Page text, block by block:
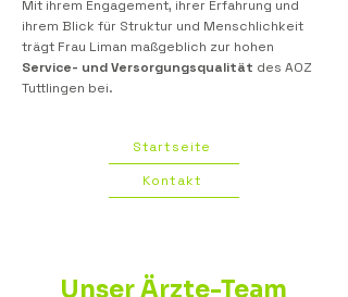
Mit ihrem Engagement, ihrer Erfahrung und
ihrem Blick für Struktur und Menschlichkeit
trägt Frau Liman maßgeblich zur hohen
Service- und Versorgungsqualität des AOZ
Tuttlingen bei.
Startseite
Kontakt
Unser Ärzte-Team